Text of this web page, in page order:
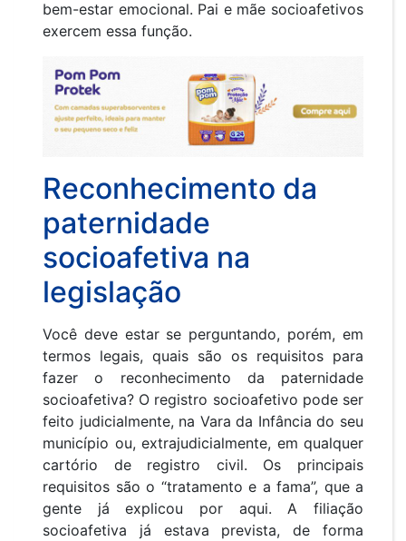
bem-estar emocional. Pai e mãe socioafetivos
exercem essa função.
Reconhecimento da
paternidade
socioafetiva na
legislação
Você deve estar se perguntando, porém, em
termos legais, quais são os requisitos para
fazer o reconhecimento da paternidade
socioafetiva? O registro socioafetivo pode ser
feito judicialmente, na Vara da Infância do seu
município ou, extrajudicialmente, em qualquer
cartório de registro civil. Os principais
requisitos são o “tratamento e a fama”, que a
gente já explicou por aqui. A filiação
socioafetiva já estava prevista, de forma